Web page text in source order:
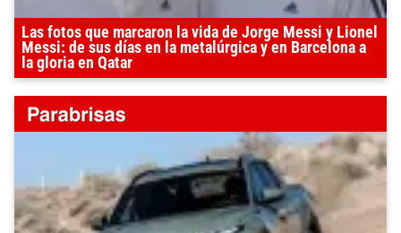
Las fotos que marcaron la vida de Jorge Messi y Lionel
Messi: de sus días en la metalúrgica y en Barcelona a
la gloria en Qatar